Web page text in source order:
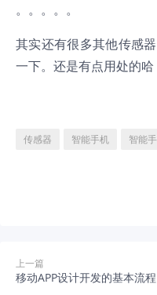
。。。。。
其实还有很多其他传感
一下。还是有点用处的哈
传感器 智能手机 智能
上一篇
移动APP设计开发的基本流程